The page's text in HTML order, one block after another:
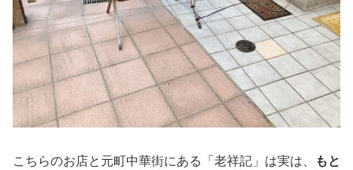
こちらのお店と元町中華街にある「老祥記」は実は、
もと